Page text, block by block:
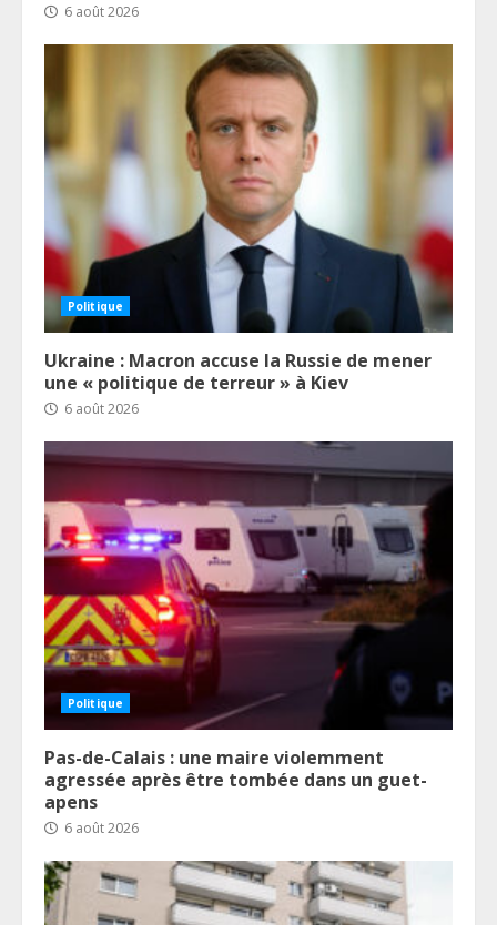
6 août 2026
Politique
Ukraine : Macron accuse la Russie de mener
une « politique de terreur » à Kiev
6 août 2026
Politique
Pas-de-Calais : une maire violemment
agressée après être tombée dans un guet-
apens
6 août 2026